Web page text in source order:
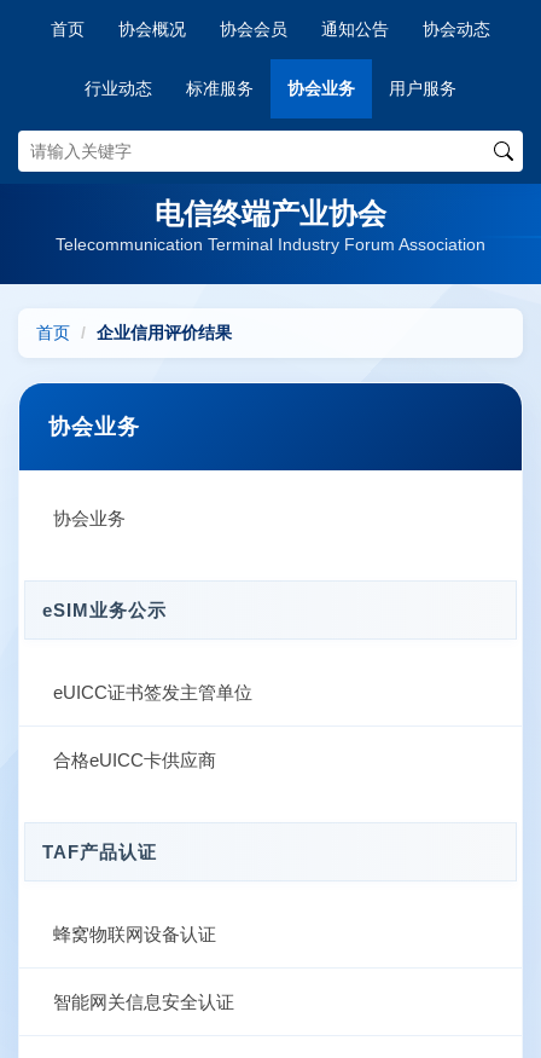
首页 协会概况 协会会员 通知公告 协会动态
行业动态 标准服务 协会业务 用户服务
电信终端产业协会
Telecommunication Terminal Industry Forum Association
首页 企业信用评价结果
协会业务
协会业务
eSIM业务公示
eUICC证书签发主管单位
合格eUICC卡供应商
TAF产品认证
蜂窝物联网设备认证
智能网关信息安全认证